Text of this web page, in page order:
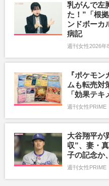
乳がんで左
た！”「根
ンドボーカ
病記
週刊女性2026年
『ポケモ
ムも転売対
「効果テ
週刊女性PRIME
大谷翔平が
収”、妻・
子の記念か
週刊女性PRIME